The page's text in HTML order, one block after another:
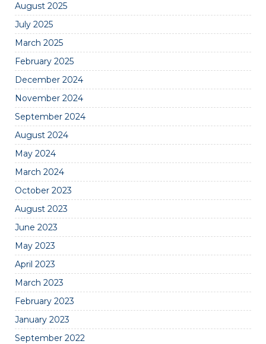
August 2025
July 2025
March 2025
February 2025
December 2024
November 2024
September 2024
August 2024
May 2024
March 2024
October 2023
August 2023
June 2023
May 2023
April 2023
March 2023
February 2023
January 2023
September 2022